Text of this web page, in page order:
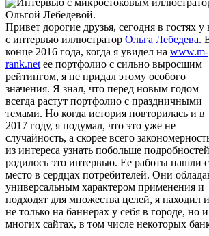
Привет дорогие друзья, сегодня в гостях у
с интервью иллюстратор Ольга Лебедева.
конце 2016 года, когда я увидел на www.m-
rank.net ее портфолио с сильно выросшим
рейтингом, я не придал этому особого
значения. Я знал, что перед новым годом
всегда растут портфолио с праздничными
темами. Но когда история повторилась и в
2017 году, я подумал, что это уже не
случайность, а скорее всего
из интереса узнать побольше
родилось это интервью. Ее работы нашли
место в сердцах потребителей. Они
универсальным характером применения и
подходят для множества целей, я находил
не только на баннерах у себя в городе, но
многих сайтах, в том числе некоторых